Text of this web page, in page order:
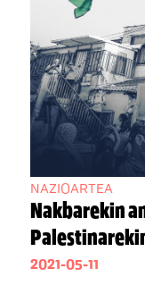
NAZIOARTEA
Nakbarekin
2021-05-11